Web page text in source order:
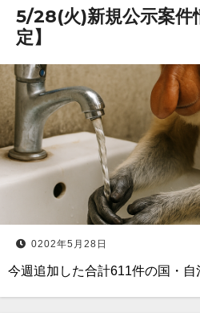
5/28(火)新規公示案件
定】
0202年5月28日
今週追加した合計611件の国・自